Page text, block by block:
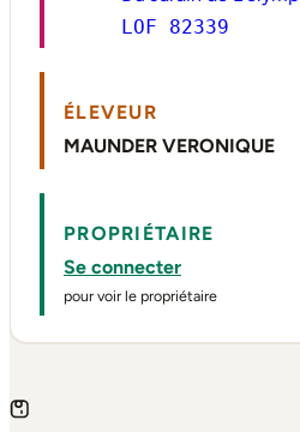
LOF 82339
ÉLEVEUR
MAUNDER VERONIQUE
PROPRIÉTAIRE
Se connecter
pour voir le propriétaire